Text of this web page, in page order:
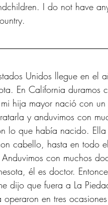
I do not have
Unidos llegue en el
En California
hija mayor nació con
y anduvimos con
lo que había nacido.
cabello, hasta en todo
con muchos
él es doctor.
dijo que fuera a La
operaron en tres